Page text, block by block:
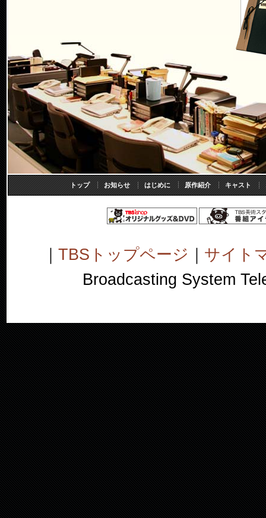
トップ お知らせ はじめに 原作紹介 キャスト
TBSトップページ
サイト
Broadcasting System